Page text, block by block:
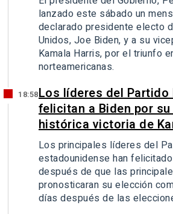
lanzado este sábado un
declarado presidente electo
Unidos, Joe Biden, y a su
Kamala Harris, por el triunfo
norteamericanas.
18:58Los líderes del Partido
felicitan a Biden por
histórica victoria de
Los principales líderes del
estadounidense han
después de que las
pronosticaran su elección
días después de las